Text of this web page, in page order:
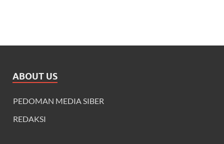
ABOUT US
PEDOMAN MEDIA SIBER
REDAKSI